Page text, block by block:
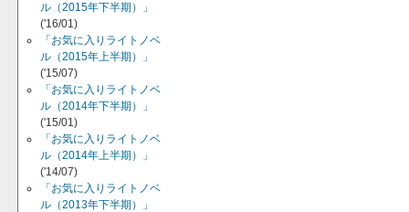
ル（2015年下半期）」
('16/01)
「お気に入りライトノベ
ル（2015年上半期）」
('15/07)
「お気に入りライトノベ
ル（2014年下半期）」
('15/01)
「お気に入りライトノベ
ル（2014年上半期）」
('14/07)
「お気に入りライトノベ
ル（2013年下半期）」